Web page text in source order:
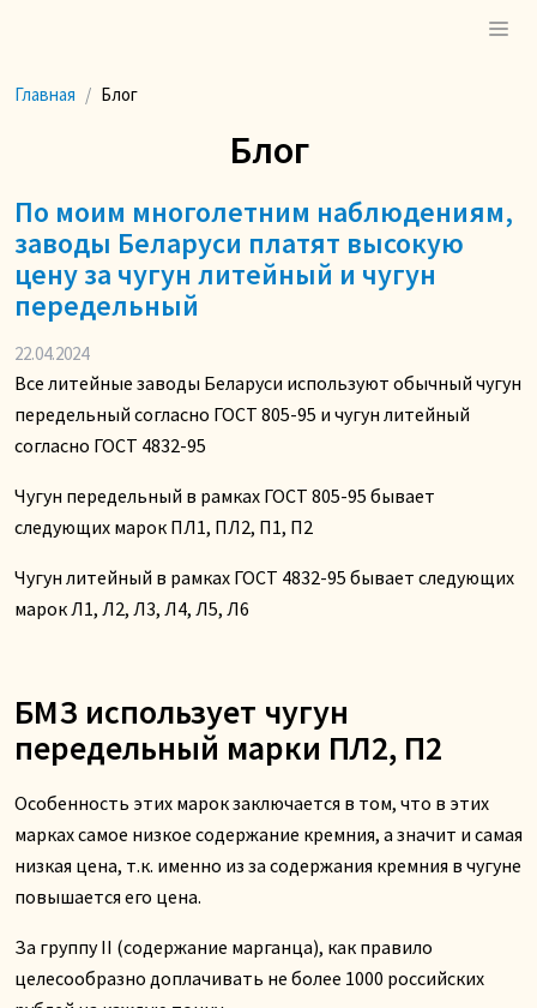
Главная Блог
Блог
По моим многолетним наблюдениям,
заводы Беларуси платят высокую
цену за чугун литейный и чугун
передельный
22.04.2024
Все литейные заводы Беларуси используют обычный чугун
передельный согласно ГОСТ 805-95 и чугун литейный
согласно ГОСТ 4832-95
Чугун передельный в рамках ГОСТ 805-95 бывает
следующих марок ПЛ1, ПЛ2, П1, П2
Чугун литейный в рамках ГОСТ 4832-95 бывает следующих
марок Л1, Л2, Л3, Л4, Л5, Л6
БМЗ использует чугун
передельный марки ПЛ2, П2
Особенность этих марок заключается в том, что в этих
марках самое низкое содержание кремния, а значит и самая
низкая цена, т.к. именно из за содержания кремния в чугуне
повышается его цена.
За группу II (содержание марганца), как правило
целесообразно доплачивать не более 1000 российских